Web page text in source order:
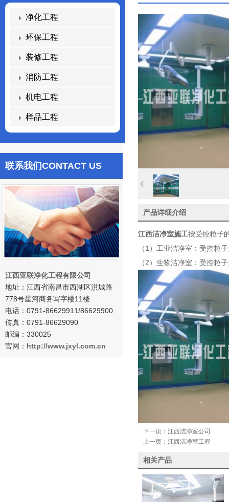
产品详细介绍
江西洁净室施工按受控粒子
（1）工业洁净室：受控粒
（2）生物洁净室：受控粒
下一页： 江西洁净室公司
上一页： 江西洁净室工程
相关产品
净化工程
环保工程
装修工程
消防工程
机电工程
样品工程
联系我们CONTACT US
江西亚联净化工程有限公司
地址： 江西省南昌市西湖区洪城路
778号星河商务写字楼11楼
电话：0791-86629911/86629900
传真：0791-86629090
邮编：330025
官网： http://www.jxyl.com.cn